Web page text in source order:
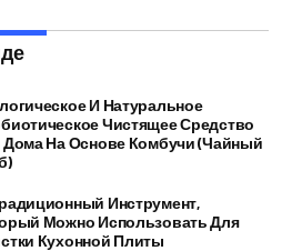
И Натуральное
Чистящее Средство
Дома На Основе Комбучи (чайный
Инструмент,
Можно Использовать Для
Кухонной Плиты